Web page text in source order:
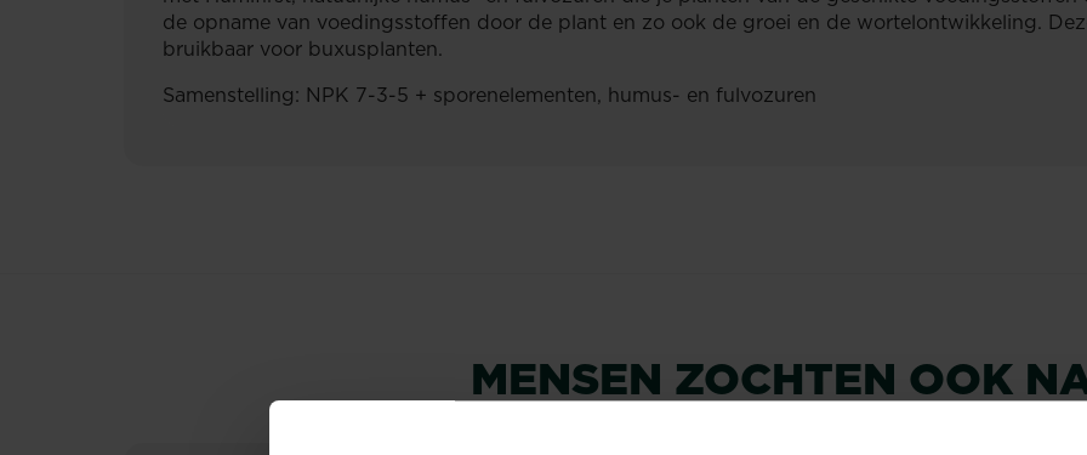
de opname van voedingsstoffen door de plant en zo ook de groei en de wortelontwikkeling.
bruikbaar voor buxusplanten.
Samenstelling: NPK 7-3-5 + sporenelementen, humus- en fulvozuren
MENSEN ZOCHTEN OOK